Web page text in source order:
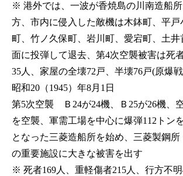
※ 港外では、一波が香焼島の川南造船
方、市内に侵入した敵機は木鉢町、平戸
町、竹ノ久保町、岩川町、愛宕町、土
面に投弾して退去、第4次空襲被害は死
35人、家屋の全壊72戸、半壊76戸(原爆
昭和20（1945）年8月1日
第5次空襲 Ｂ24が24機、Ｂ25が26機、
を空襲、軍需工場を中心に爆弾112トン
となった三菱造船所を始め、三菱製鋼
の重要施設に大きな被害を出す
※ 死者169人、重軽傷者215人、行方不